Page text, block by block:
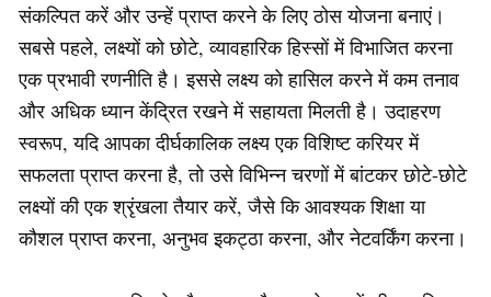
संकल्पित करें और उन्हें प्राप्त करने के लिए ठोस योजना बनाएं।
सबसे पहले, लक्ष्यों को छोटे, व्यावहारिक हिस्सों में विभाजित करना
एक प्रभावी रणनीति है। इससे लक्ष्य को हासिल करने में कम तनाव
और अधिक ध्यान केंद्रित रखने में सहायता मिलती है। उदाहरण
स्वरूप, यदि आपका दीर्घकालिक लक्ष्य एक विशिष्ट करियर में
सफलता प्राप्त करना है, तो उसे विभिन्न चरणों में बांटकर छोटे-छोटे
लक्ष्यों की एक श्रृंखला तैयार करें, जैसे कि आवश्यक शिक्षा या
कौशल प्राप्त करना, अनुभव इकट्ठा करना, और नेटवर्किंग करना।